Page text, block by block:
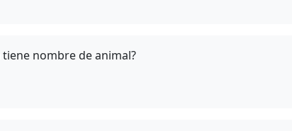
nombre de animal?